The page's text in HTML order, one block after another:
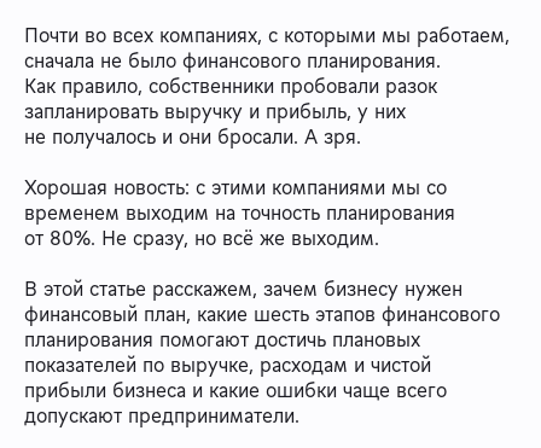
Почти во всех компаниях, с которыми мы работаем,
сначала не было финансового планирования.
Как правило, собственники пробовали разок
запланировать выручку и прибыль, у них
не получалось и они бросали. А зря.
Хорошая новость: с этими компаниями мы со
временем выходим на точность планирования
от 80%. Не сразу, но всё же выходим.
В этой статье расскажем, зачем бизнесу нужен
финансовый план, какие шесть этапов финансового
планирования помогают достичь плановых
показателей по выручке, расходам и чистой
прибыли бизнеса и какие ошибки чаще всего
допускают предприниматели.